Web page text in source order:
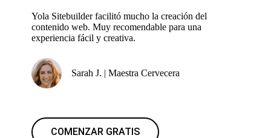
Yola Sitebuilder facilitó mucho la creación del
contenido web. Muy recomendable para una
experiencia fácil y creativa.
Sarah J. | Maestra Cervecera
COMENZAR GRATIS